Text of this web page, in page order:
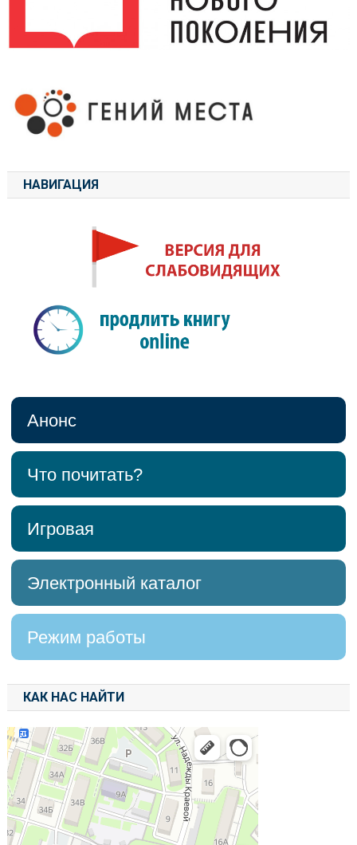
НАВИГАЦИЯ
Анонс
Что почитать?
Игровая
Электронный каталог
Режим работы
КАК НАС НАЙТИ